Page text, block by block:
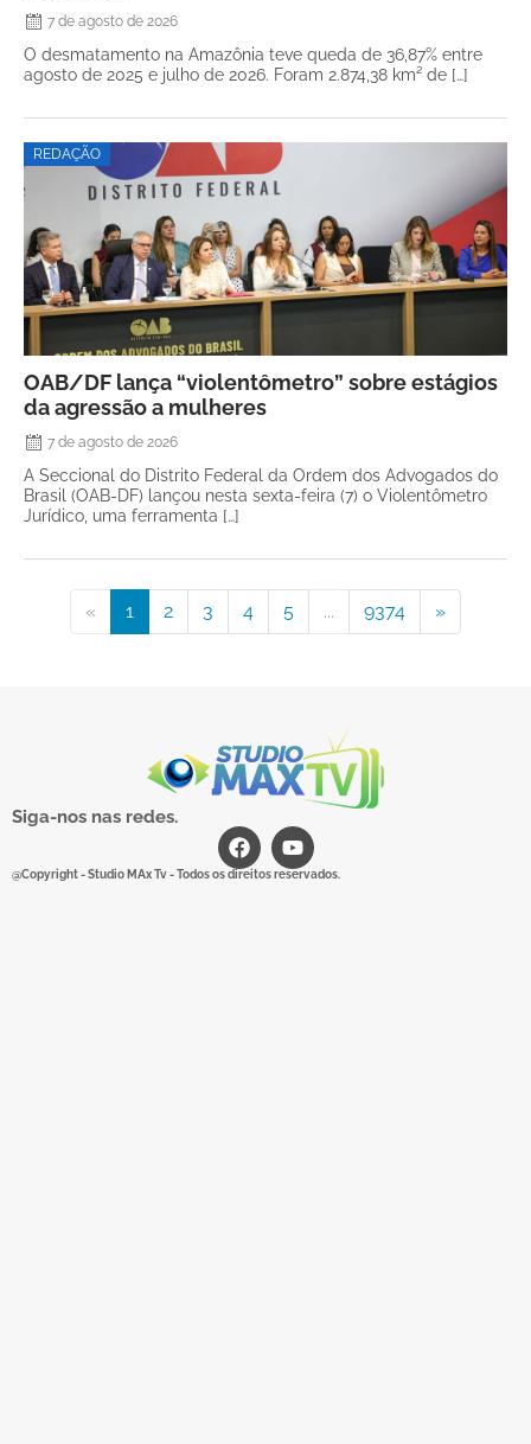
7 de agosto de 2026
O desmatamento na Amazônia teve queda de 36,87% entre
agosto de 2025 e julho de 2026. Foram 2.874,38 km² de […]
REDAÇÃO
OAB/DF lança “violentômetro” sobre estágios
da agressão a mulheres
7 de agosto de 2026
A Seccional do Distrito Federal da Ordem dos Advogados do
Brasil (OAB-DF) lançou nesta sexta-feira (7) o Violentômetro
Jurídico, uma ferramenta […]
« 1 2 3 4 5 ... 9374 »
Siga-nos nas redes.
@Copyright - Studio MAx Tv - Todos os direitos reservados.